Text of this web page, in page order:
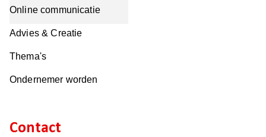
Online communicatie
Advies & Creatie
Thema's
Ondernemer worden
Contact